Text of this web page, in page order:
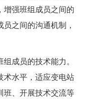
增强班组成员之间的
之间的沟通机制，
成员的技术能力。
术水平，适应变电站
班、开展技术交流等